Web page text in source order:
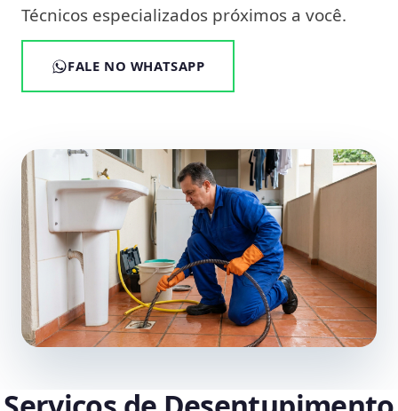
Técnicos especializados próximos a você.
FALE NO WHATSAPP